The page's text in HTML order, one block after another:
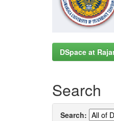
DSpace at
Search
Search: